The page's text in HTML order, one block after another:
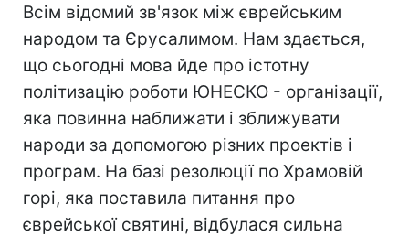
Всім відомий зв'язок між єврейським
народом та Єрусалимом. Нам здається,
що сьогодні мова йде про істотну
політизацію роботи ЮНЕСКО - організації,
яка повинна наближати і зближувати
народи за допомогою різних проектів і
програм. На базі резолюції по Храмовій
горі, яка поставила питання про
єврейської святині, відбулася сильна